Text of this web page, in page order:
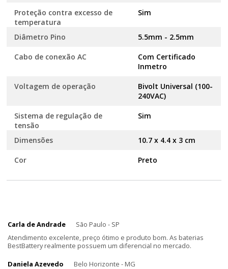
Proteção contra excesso de
temperatura
Sim
Diâmetro Pino 5.5mm - 2.5mm
Cabo de conexão AC
Com Certificado
Inmetro
Voltagem de operação
Bivolt Universal (100-
240VAC)
Sistema de regulação de
tensão
Sim
Dimensões 10.7 x 4.4 x 3 cm
Cor Preto
Carla de Andrade
São Paulo - SP
Atendimento excelente, preço ótimo e produto bom. As baterias
BestBattery realmente possuem um diferencial no mercado.
Daniela Azevedo
Belo Horizonte - MG